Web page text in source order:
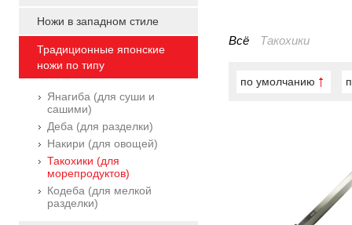
Ножи в западном стиле
Традиционные японские
ножи по типу
Янагиба (для суши и
сашими)
Деба (для разделки)
Накири (для овощей)
Такохики (для
морепродуктов)
Кодеба (для мелкой
разделки)
Всё Такохики
по умолчанию